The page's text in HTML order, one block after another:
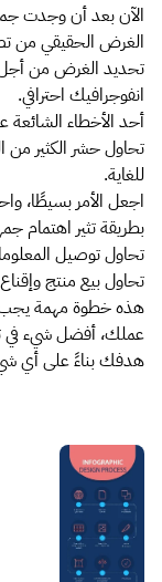
الآن بعد أن وجدت
الغرض الحقيقي من
تحديد الغرض من
انفوجرافيك احترافي.
أحد الأخطاء
تحاول حشر الكثير من
للغاية.
اجعل الأمر بسيطًا،
بطريقة تثير
تحاول توصيل
تحاول بيع منتج
هذه خطوة مهمة يجب
عملك، أفضل شيء في
هدفك بناءً على أي شيء